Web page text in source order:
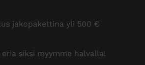
jakopakettina yli 500 €
siksi myymme halvalla!